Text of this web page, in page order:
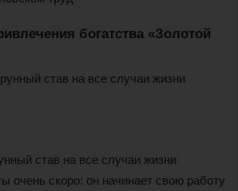
богатства «Золотой
став на все случаи жизни
очень скоро: он начинает свою работу